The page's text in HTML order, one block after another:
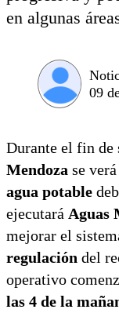
en algunas
09
Durante el fin de
Mendoza se
agua potable
ejecutará Aguas
mejorar el
regulación del
operativo
las 4 de la